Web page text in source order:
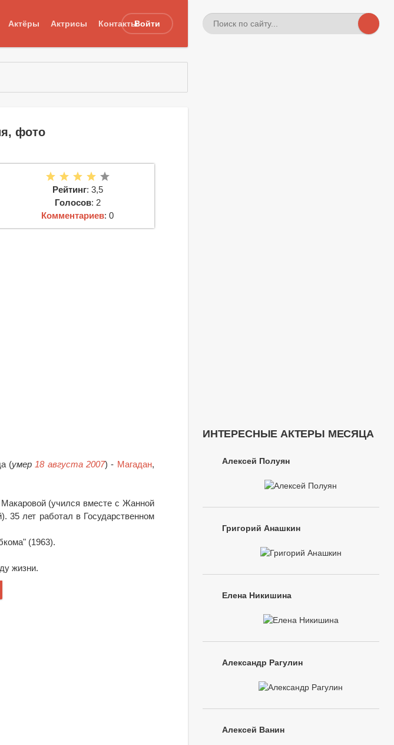
Актёры Актрисы КонтактыВойти
фото
Рейтинг: 3,5
Голосов: 2
Комментариев: 0
(умер 18 августа 2007) - Магадан,
(учился вместе с Жанной
35 лет работал в Государственном
(1963).
жизни.
ИНТЕРЕСНЫЕ АКТЕРЫ МЕСЯЦА
Алексей Полуян
Григорий Анашкин
Елена Никишина
Александр Рагулин
Алексей Ванин